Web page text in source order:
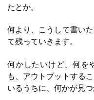
たとか。
何より、こうして書い
て残っていきます。
何かしたいけど、何を
も、アウトプットする
いるうちに、何かが見つ